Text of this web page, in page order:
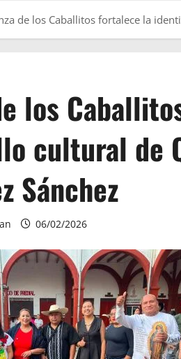
de los Caballitos fortalece la
los
cultural de
Sánchez
06/02/2026